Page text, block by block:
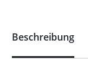
Beschreibung